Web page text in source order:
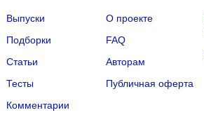
Выпуски
Подборки
Статьи
Тесты
Комментарии
О проекте
FAQ
Авторам
Публичная оферта